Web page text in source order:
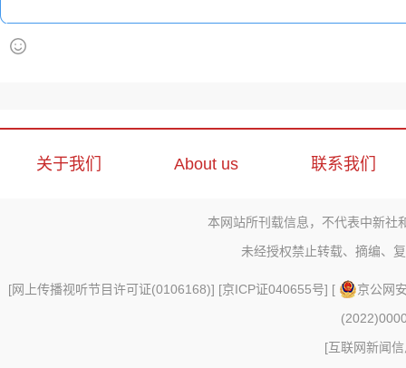
关于我们 About us 联系我们
本网站所刊载信息，不代表中新社
未经授权禁止转载、摘编、
[网上传播视听节目许可证(0106168)] [京ICP证040655号] [
京公网
[互联网新闻